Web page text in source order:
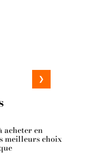
acheter en
meilleurs choix